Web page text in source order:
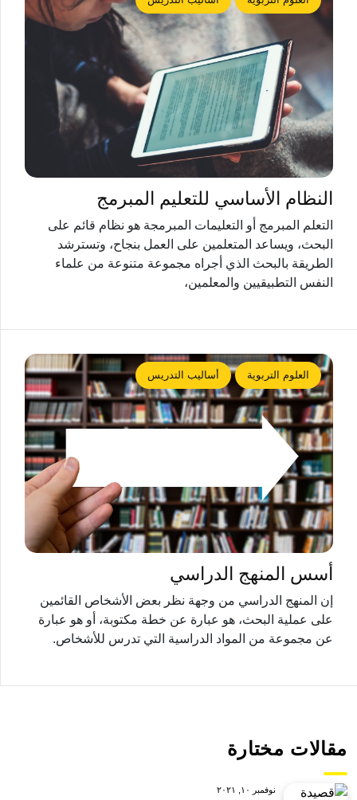
النظام الأساسي للتعليم المبرمج
التعلم المبرمج أو التعليمات المبرمجة هو نظام قائم على
البحث، ويساعد المتعلمين على العمل بنجاح، وتسترشد
الطريقة بالبحث الذي أجراه مجموعة متنوعة من علماء
النفس التطبيقيين والمعلمين،
العلوم التربوية أساليب التدريس
أسس المنهج الدراسي
إن المنهج الدراسي من وجهة نظر بعض الأشخاص القائمين
على عملية البحث، هو عبارة عن خطة مكتوبة، أو هو عبارة
عن مجموعة من المواد الدراسية التي تدرس للأشخاص.
مقالات مختارة
نوفمبر ١٠, ٢٠٢١